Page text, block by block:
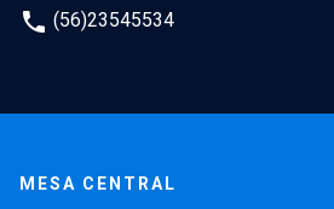
phone (56)23545534
MESA CENTRAL